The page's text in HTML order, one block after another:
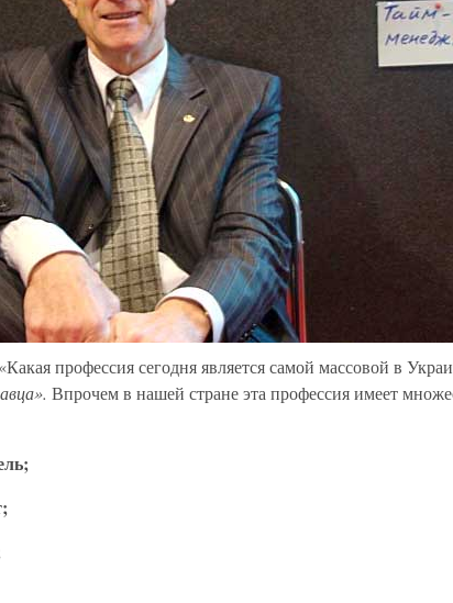
профессия сегодня является самой массовой в
Впрочем в нашей стране эта профессия имеет